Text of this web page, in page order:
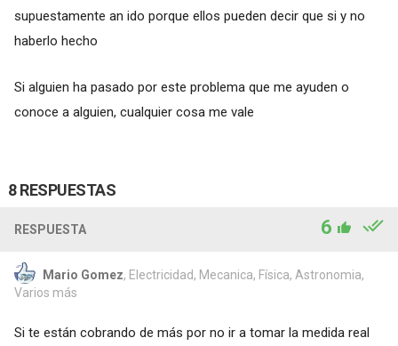
supuestamente an ido porque ellos pueden decir que si y no
haberlo hecho
Si alguien ha pasado por este problema que me ayuden o
conoce a alguien, cualquier cosa me vale
8 RESPUESTAS
RESPUESTA 6
Mario Gomez, Electricidad, Mecanica, Física, Astronomia,
Varios más
Si te están cobrando de más por no ir a tomar la medida real